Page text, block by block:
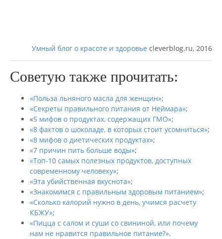
Умный блог о красоте и здоровье cleverblog.ru, 2016
Советую также прочитать:
«Польза льняного масла для женщин»;
«Секреты правильного питания от Неймара»;
«5 мифов о продуктах, содержащих ГМО»;
«8 фактов о шоколаде, в которых стоит усомниться»;
«8 мифов о диетических продуктах»;
«7 причин пить больше воды»;
«Топ-10 самых полезных продуктов, доступных
современному человеку»;
«Эта убийственная вкуснота»;
«Знакомимся с правильным здоровым питанием»;
«Сколько калорий нужно в день, учимся расчету
КБЖУ»;
«Пицца с салом и суши со свининой, или почему
нам не нравится правильное питание?».